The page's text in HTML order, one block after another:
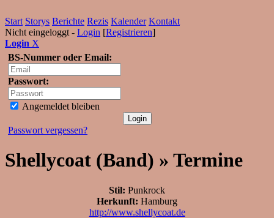
Start Storys Berichte Rezis Kalender Kontakt
Nicht eingeloggt - Login [Registrieren]
Login X
BS-Nummer oder Email:
Passwort:
Angemeldet bleiben
Passwort vergessen?
Shellycoat (Band) » Termine
Stil: Punkrock
Herkunft: Hamburg
http://www.shellycoat.de